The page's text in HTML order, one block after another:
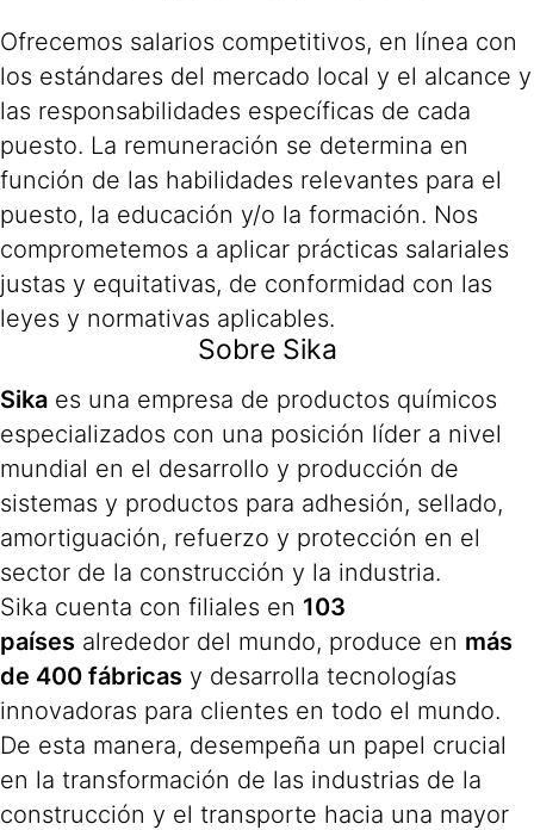
Ofrecemos salarios competitivos, en línea con
los estándares del mercado local y el alcance y
las responsabilidades específicas de cada
puesto. La remuneración se determina en
función de las habilidades relevantes para el
puesto, la educación y/o la formación. Nos
comprometemos a aplicar prácticas salariales
justas y equitativas, de conformidad con las
leyes y normativas aplicables.
Sobre Sika
Sika es una empresa de productos químicos
especializados con una posición líder a nivel
mundial en el desarrollo y producción de
sistemas y productos para adhesión, sellado,
amortiguación, refuerzo y protección en el
sector de la construcción y la industria.
Sika cuenta con filiales en 103
países alrededor del mundo, produce en más
de 400 fábricas y desarrolla tecnologías
innovadoras para clientes en todo el mundo.
De esta manera, desempeña un papel crucial
en la transformación de las industrias de la
construcción y el transporte hacia una mayor